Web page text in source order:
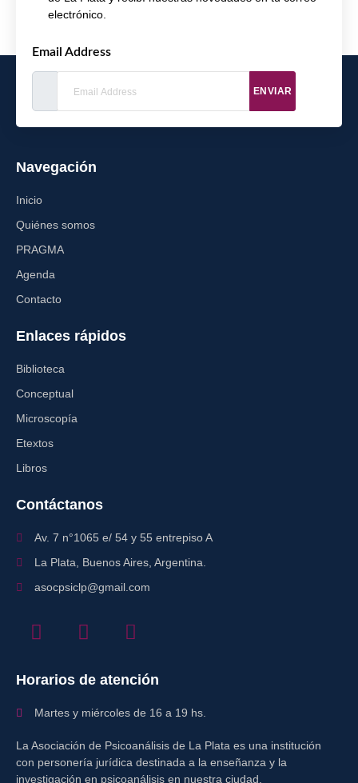
electrónico.
Email Address
ENVIAR
Navegación
Inicio
Quiénes somos
PRAGMA
Agenda
Contacto
Enlaces rápidos
Biblioteca
Conceptual
Microscopía
Etextos
Libros
Contáctanos
Av. 7 n°1065 e/ 54 y 55 entrepiso A
La Plata, Buenos Aires, Argentina.
asocpsiclp@gmail.com
Horarios de atención
Martes y miércoles de 16 a 19 hs.
La Asociación de Psicoanálisis de La Plata es una institución
con personería jurídica destinada a la enseñanza y la
investigación en psicoanálisis en nuestra ciudad.